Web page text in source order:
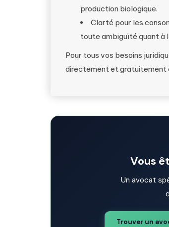
production biologique.
Clarté pour les
toute ambiguïté quant à
Pour tous vos besoins
directement et gratuitement
Vous
Un avocat
Trouver un